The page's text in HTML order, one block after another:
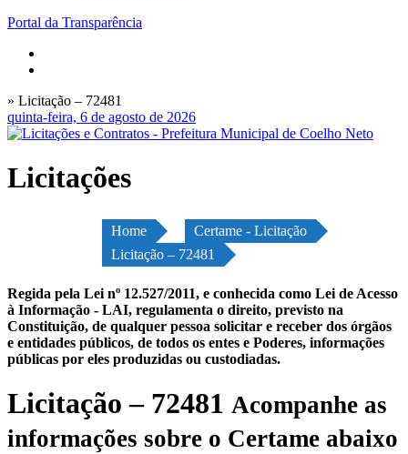
Portal da Transparência
» Licitação – 72481
quinta-feira, 6 de agosto de 2026
Licitações
Home
Certame - Licitação
Licitação – 72481
Regida pela Lei nº 12.527/2011, e conhecida como Lei de Acesso
à Informação - LAI, regulamenta o direito, previsto na
Constituição, de qualquer pessoa solicitar e receber dos órgãos
e entidades públicos, de todos os entes e Poderes, informações
públicas por eles produzidas ou custodiadas.
Licitação – 72481 Acompanhe as
informações sobre o Certame abaixo